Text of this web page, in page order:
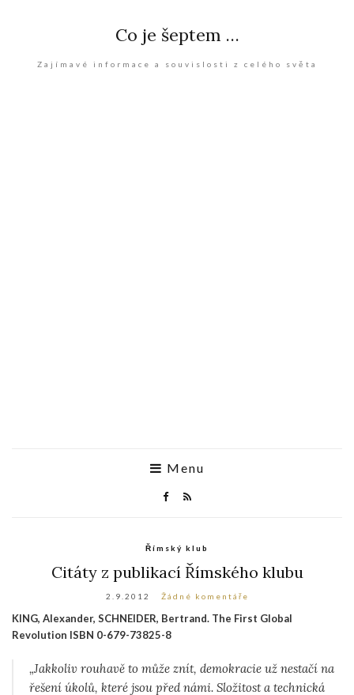
Co je šeptem …
Zajímavé informace a souvislosti z celého světa
Menu
Římský klub
Citáty z publikací Římského klubu
2.9.2012 Žádné komentáře
KING, Alexander, SCHNEIDER, Bertrand. The First Global
Revolution ISBN 0-679-73825-8
„Jakkoliv rouhavě to může znít, demokracie už nestačí na
řešení úkolů, které jsou před námi. Složitost a technická